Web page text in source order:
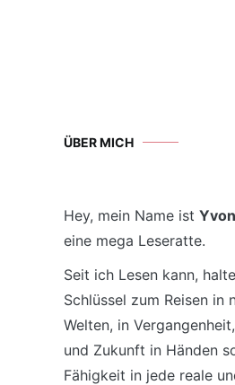
ÜBER MICH
Hey, mein Name ist
eine mega Leseratte.
Seit ich Lesen kann,
Schlüssel zum Reisen in
Welten, in
und Zukunft in Händen
Fähigkeit in jede reale